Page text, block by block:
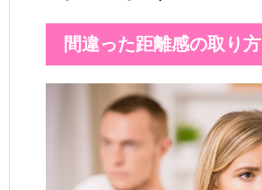
間違った距離感の取り方